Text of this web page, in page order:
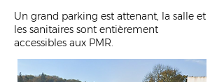
Un grand parking est attenant, la salle et
les sanitaires sont entièrement
accessibles aux PMR.